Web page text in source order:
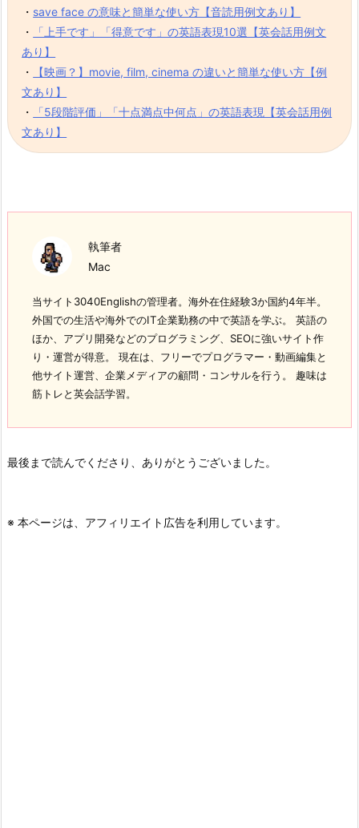
・ save face の意味と簡単な使い方【音読用例文あり】
・
「上手です」「得意です」の英語表現10選【英会話用例文
あり】
・
【映画？】movie, film, cinema の違いと簡単な使い方【例
文あり】
・
「5段階評価」「十点満点中何点」の英語表現【英会話用例
文あり】
執筆者
Mac
当サイト3040Englishの管理者。海外在住経験3か国約4年半。
外国での生活や海外でのIT企業勤務の中で英語を学ぶ。 英語の
ほか、アプリ開発などのプログラミング、SEOに強いサイト作
り・運営が得意。 現在は、フリーでプログラマー・動画編集と
他サイト運営、企業メディアの顧問・コンサルを行う。 趣味は
筋トレと英会話学習。
最後まで読んでくださり、ありがとうございました。
※ 本ページは、アフィリエイト広告を利用しています。